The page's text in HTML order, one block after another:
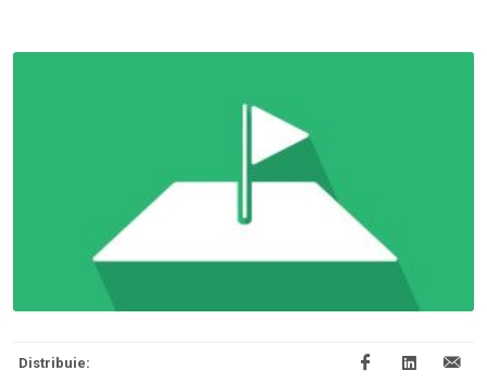
Distribuie: